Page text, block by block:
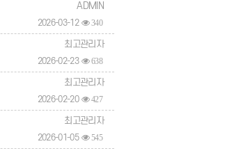
ADMIN
2026-03-12 340
최고관리자
2026-02-23 638
최고관리자
2026-02-20 427
최고관리자
2026-01-05 545